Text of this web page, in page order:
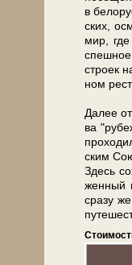
в
ских,
мир,
стро­ек
ном
Да­лее
ва
ским
Здесь
жен­ный
сра­зу